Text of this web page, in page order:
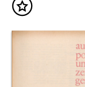
Inhalt